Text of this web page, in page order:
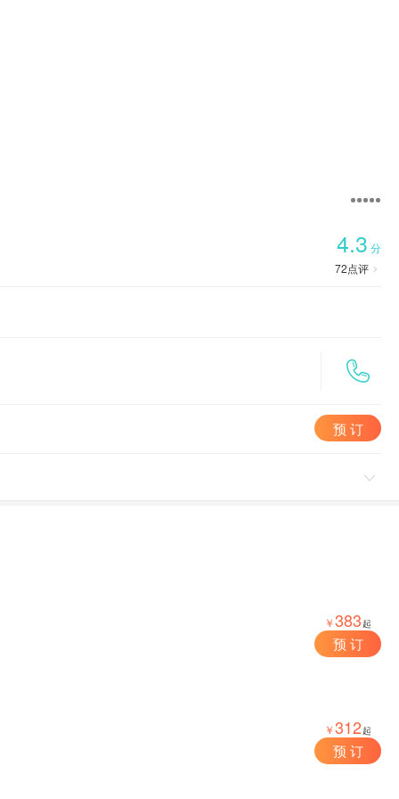
4.3 分
72点评 

预 订

￥383起
预 订
￥312起
预 订